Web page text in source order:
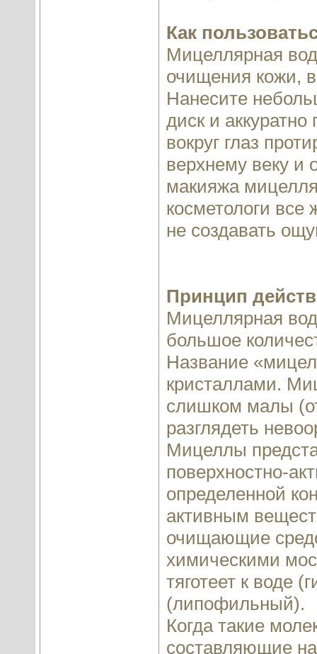
Как
Мицеллярная
очищения кожи,
Нанесите
диск и
вокруг глаз
верхнему веку и
макияжа
косметологи
не создавать
Принцип
Мицеллярная
большое
Название
кристаллами.
слишком малы
разглядеть
Мицеллы
поверхностно-
определенной
активным
очищающие
химическими
тяготеет к воде
(липофильный).
Когда такие
составляющие